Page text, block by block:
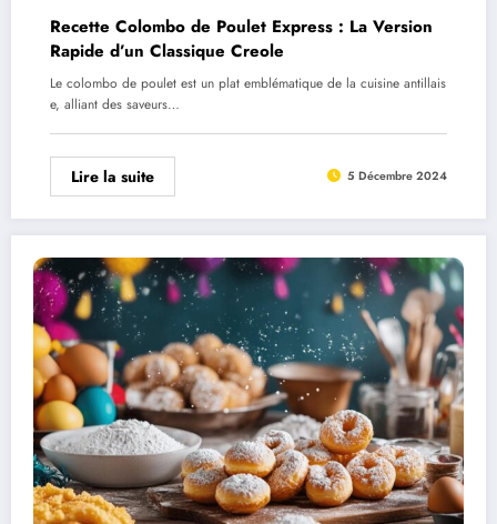
Recette Colombo de Poulet Express : La Version
Rapide d’un Classique Creole
Le colombo de poulet est un plat emblématique de la cuisine antillais
e, alliant des saveurs…
Lire la suite 5 Décembre 2024